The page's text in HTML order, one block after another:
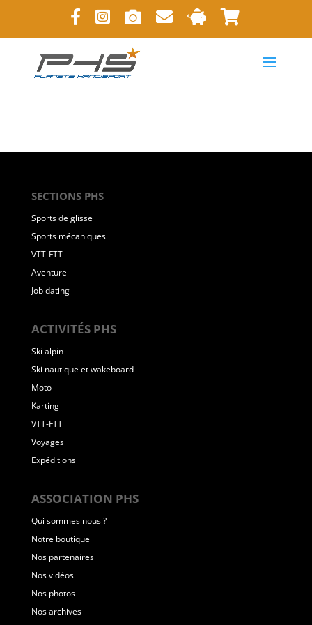
SECTIONS PHS
Sports de glisse
Sports mécaniques
VTT-FTT
Aventure
Job dating
ACTIVITÉS PHS
Ski alpin
Ski nautique et wakeboard
Moto
Karting
VTT-FTT
Voyages
Expéditions
ASSOCIATION PHS
Qui sommes nous ?
Notre boutique
Nos partenaires
Nos vidéos
Nos photos
Nos archives